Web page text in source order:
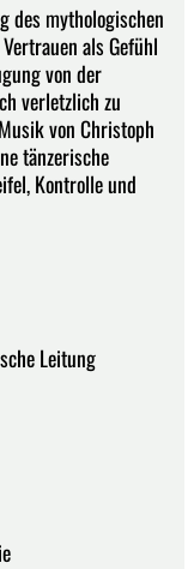
des mythologischen
als Gefühl
von der
verletzlich zu
von Christoph
tänzerische
Kontrolle und
Leitung